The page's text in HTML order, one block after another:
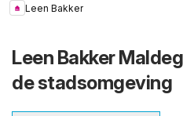
Leen Bakker
Leen Bakker
de stadsomgeving